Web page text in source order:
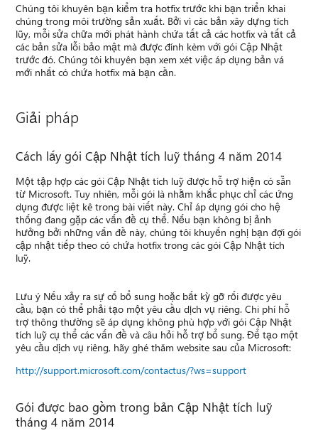
Chúng tôi khuyên bạn kiểm tra hotfix trước khi bạn triển khai
chúng trong môi trường sản xuất. Bởi vì các bản xây dựng tích
lũy, mỗi sửa chữa mới phát hành chứa tất cả các hotfix và tất cả
các bản sửa lỗi bảo mật mà được đính kèm với gói Cập Nhật
trước đó. Chúng tôi khuyên bạn xem xét việc áp dụng bản vá
mới nhất có chứa hotfix mà bạn cần.
Giải pháp
Cách lấy gói Cập Nhật tích luỹ tháng 4 năm 2014
Một tập hợp các gói Cập Nhật tích luỹ được hỗ trợ hiện có sẵn
từ Microsoft. Tuy nhiên, mỗi gói là nhằm khắc phục chỉ các ứng
dụng được liệt kê trong bài viết này. Chỉ áp dụng gói cho hệ
thống đang gặp các vấn đề cụ thể. Nếu bạn không bị ảnh
hưởng bởi những vấn đề này, chúng tôi khuyến nghị bạn đợi gói
cập nhật tiếp theo có chứa hotfix trong các gói Cập Nhật tích
luỹ.
Lưu ý Nếu xảy ra sự cố bổ sung hoặc bất kỳ gỡ rối được yêu
cầu, bạn có thể phải tạo một yêu cầu dịch vụ riêng. Chi phí hỗ
trợ thông thường sẽ áp dụng không phù hợp với gói Cập Nhật
tích luỹ cụ thể các vấn đề và câu hỏi hỗ trợ bổ sung. Để tạo một
yêu cầu dịch vụ riêng, hãy ghé thăm website sau của Microsoft:
http://support.microsoft.com/contactus/?ws=support
Gói được bao gồm trong bản Cập Nhật tích luỹ
tháng 4 năm 2014